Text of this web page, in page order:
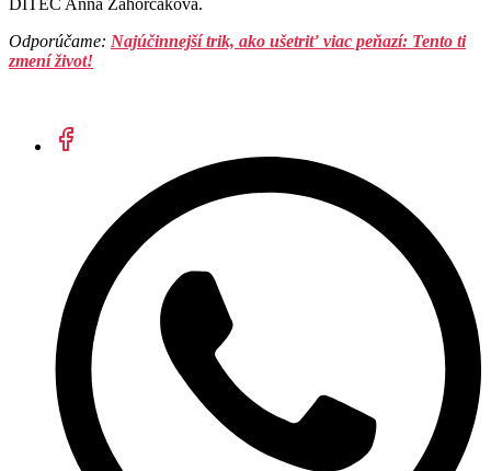
DITEC Anna Záhorčáková.
Odporúčame: Najúčinnejší trik, ako ušetriť viac peňazí: Tento ti
zmení život!